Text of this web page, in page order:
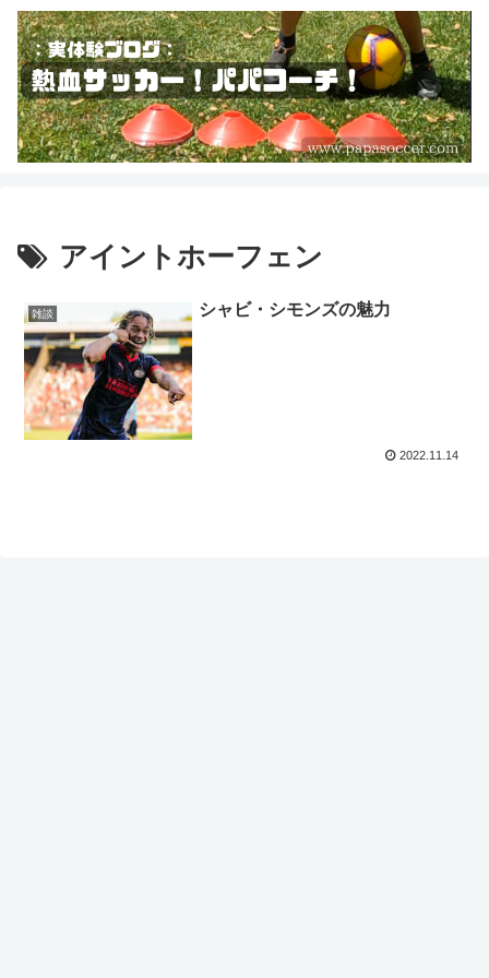
アイントホーフェン
雑談 シャビ・シモンズの魅力
2022.11.14